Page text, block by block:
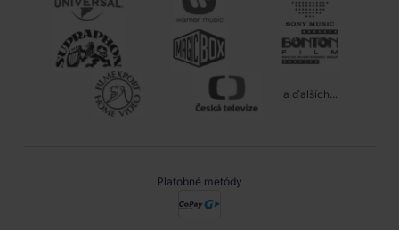
a ďalších...
Platobné metódy